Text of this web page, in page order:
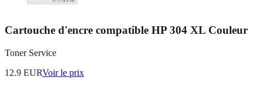
Cartouche d'encre compatible HP 304 XL Couleur
Toner Service
12.9 EURVoir le prix